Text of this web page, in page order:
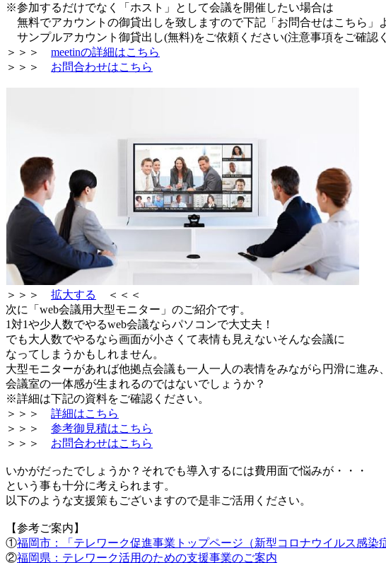
※参加するだけでなく「ホスト」として会議を開催したい場合は
無料でアカウントの御貸出しを致しますので下記「お問合せはこちら」
サンプルアカウント御貸出し(無料)をご依頼ください(注意事項をご確認
＞＞＞ meetinの詳細はこちら
＞＞＞ お問合わせはこちら
＞＞＞ 拡大する
＜＜＜
次に「web会議用大型モニター」のご紹介です。
1対1や少人数でやるweb会議ならパソコンで大丈夫！
でも大人数でやるなら画面が小さくて表情も見えないそんな会議に
なってしまうかもしれません。
大型モニターがあれば他拠点会議も一人一人の表情をみながら円滑に進み、
会議室の一体感が生まれるのではないでしょうか？
※詳細は下記の資料をご確認ください。
＞＞＞ 詳細はこちら
＞＞＞ 参考御見積はこちら
＞＞＞ お問合わせはこちら
いかがだったでしょうか？それでも導入するには費用面で悩みが・・・
という事も十分に考えられます。
以下のような支援策もございますので是非ご活用ください。
【参考ご案内】
①福岡市：「テレワーク促進事業トップページ（新型コロナウイルス感染
②福岡県：テレワーク活用のための支援事業のご案内